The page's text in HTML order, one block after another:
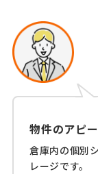
物件のアピ
倉庫内の個別
レージです。